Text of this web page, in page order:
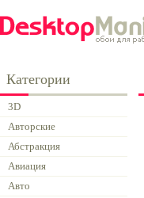
Категории
3D
Авторские
Абстракция
Авиация
Авто